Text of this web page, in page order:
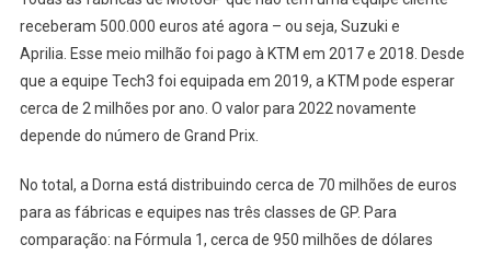
receberam 500.000 euros até agora – ou seja, Suzuki e
Aprilia. Esse meio milhão foi pago à KTM em 2017 e 2018. Desde
que a equipe Tech3 foi equipada em 2019, a KTM pode esperar
cerca de 2 milhões por ano. O valor para 2022 novamente
depende do número de Grand Prix.
No total, a Dorna está distribuindo cerca de 70 milhões de euros
para as fábricas e equipes nas três classes de GP. Para
comparação: na Fórmula 1, cerca de 950 milhões de dólares